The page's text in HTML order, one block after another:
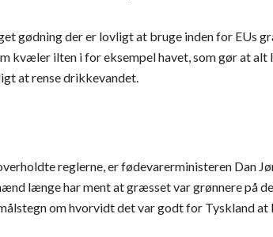
gødning der er lovligt at bruge inden for EUs
kvæler ilten i for eksempel havet, som gør at
at rense drikkevandet.
reglerne, er fødevarerministeren Dan
længe har ment at græsset var grønnere på
om hvorvidt det var godt for Tyskland at